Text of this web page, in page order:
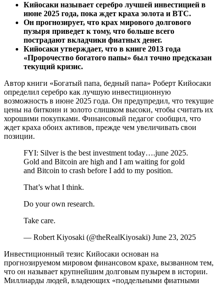
Кийосаки называет серебро лучшей инвестицией в
июне 2025 года, пока ждет краха золота и BTC.
Он прогнозирует, что крах мирового долгового
пузыря приведет к тому, что больше всего
пострадают вкладчики фиатных денег.
Кийосаки утверждает, что в книге 2013 года
«Пророчество богатого папы» был точно предсказан
текущий кризис.
Автор книги «Богатый папа, бедный папа» Роберт Кийосаки
определил серебро как лучшую инвестиционную
возможность в июне 2025 года. Он предупредил, что текущие
цены на биткоин и золото слишком высоки, чтобы считать их
хорошими покупками. Финансовый педагог сообщил, что
ждет краха обоих активов, прежде чем увеличивать свои
позиции.
FYI: Silver is the best investment today….june 2025.
Gold and Bitcoin are high and I am waiting for gold
and Bitcoin to crash before I add to my position.
That’s what I think.
Do your own research.
Take care.
— Robert Kiyosaki (@theRealKiyosaki) June 23, 2025
Инвестиционный тезис Кийосаки основан на
прогнозируемом мировом финансовом крахе, вызванном тем,
что он называет крупнейшим долговым пузырем в истории.
Миллиарды людей, владеющих «поддельными фиатными